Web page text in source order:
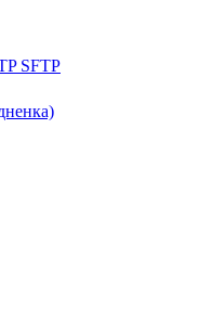
SFTP